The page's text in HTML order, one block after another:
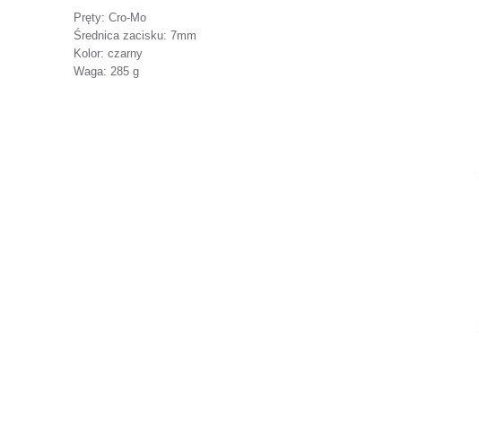
Pręty: Cro-Mo
Średnica zacisku: 7mm
Kolor: czarny
Waga: 285 g